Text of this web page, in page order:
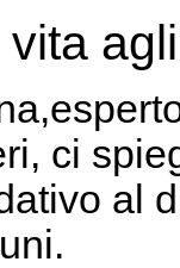
vita
ci
al